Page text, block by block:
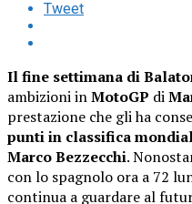
Tweet
Il fine settimana di
ambizioni inMotoGP di
prestazione che gli ha
punti in classifica
Marco Bezzecchi.
con lo spagnolo ora a 72
continua a guardare al